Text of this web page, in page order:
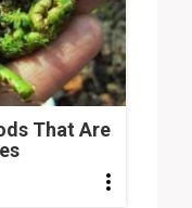
That Are